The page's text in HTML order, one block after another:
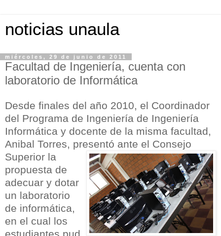
noticias unaula
miércoles, 29 de junio de 2011
Facultad de Ingeniería, cuenta con
laboratorio de Informática
Desde finales del año 2010, el Coordinador
del Programa de Ingeniería de Ingeniería
Informática y docente de la misma facultad,
Anibal Torres, presentó ante el Consejo
Superior la
propuesta de
adecuar y dotar
un laboratorio
de informática,
en el cual los
estudiantes pud